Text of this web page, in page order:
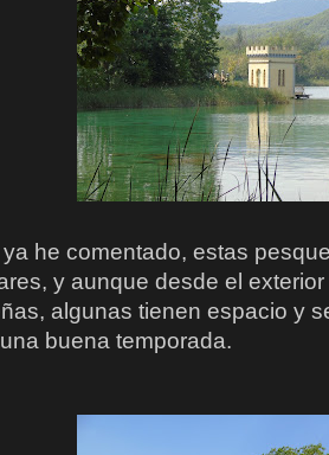
he comentado, estas
y aunque desde el
algunas tienen espacio y
buena temporada.